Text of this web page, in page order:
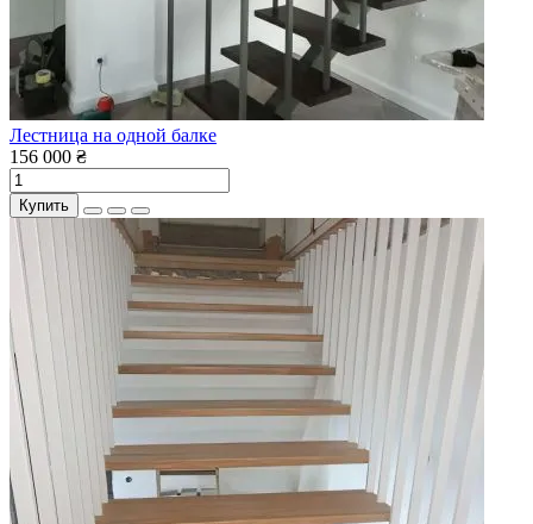
Лестница на одной балке
156 000 ₴
Купить